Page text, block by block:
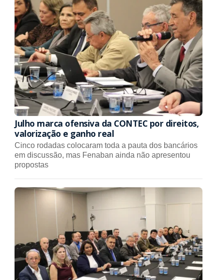
Julho marca ofensiva da CONTEC por direitos,
valorização e ganho real
Cinco rodadas colocaram toda a pauta dos bancários
em discussão, mas Fenaban ainda não apresentou
propostas